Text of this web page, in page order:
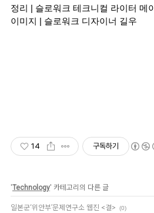
정리 | 슬로워크 테크니컬 라이터 메이
이미지 | 슬로워크 디자이너 길우
14 구독하기
'Technology' 카테고리의 다른 글
일본군‘위안부’문제연구소 웹진 <결> (0)